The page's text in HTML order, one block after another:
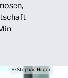
,
© Stephan Huger